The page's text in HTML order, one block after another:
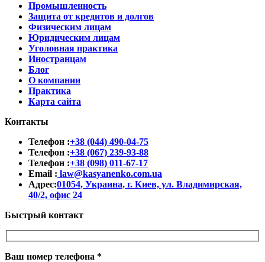
Промышленность
Защита от кредитов и долгов
Физическим лицам
Юридическим лицам
Уголовная практика
Иностранцам
Блог
О компании
Практика
Карта сайта
Контакты
Телефон :+38 (044) 490-04-75
Телефон :+38 (067) 239-93-88
Телефон :+38 (098) 011-67-17
Email : law@kasyanenko.com.ua
Адрес:01054, Украина, г. Киев, ул. Владимирская,
40/2, офис 24
Быстрый контакт
Ваш номер телефона *